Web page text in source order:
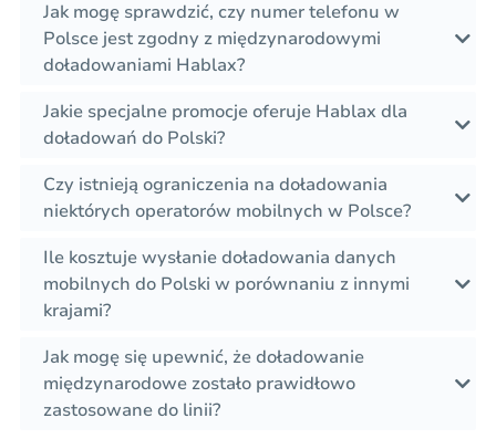
Jak mogę sprawdzić, czy numer telefonu w
Polsce jest zgodny z międzynarodowymi
doładowaniami Hablax?
Jakie specjalne promocje oferuje Hablax dla
doładowań do Polski?
Czy istnieją ograniczenia na doładowania
niektórych operatorów mobilnych w Polsce?
Ile kosztuje wysłanie doładowania danych
mobilnych do Polski w porównaniu z innymi
krajami?
Jak mogę się upewnić, że doładowanie
międzynarodowe zostało prawidłowo
zastosowane do linii?